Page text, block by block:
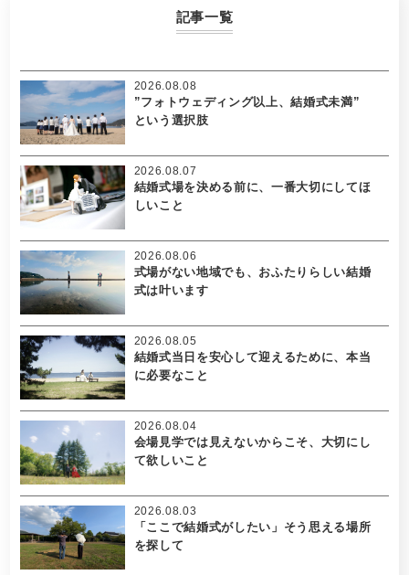
記事一覧
”フォトウェディング以上、結婚式未満”
という選択肢
2026.08.08
結婚式場を決める前に、一番大切にしてほ
しいこと
2026.08.07
式場がない地域でも、おふたりらしい結婚
式は叶います
2026.08.06
結婚式当日を安心して迎えるために、本当
に必要なこと
2026.08.05
会場見学では見えないからこそ、大切にし
て欲しいこと
2026.08.04
「ここで結婚式がしたい」そう思える場所
を探して
2026.08.03